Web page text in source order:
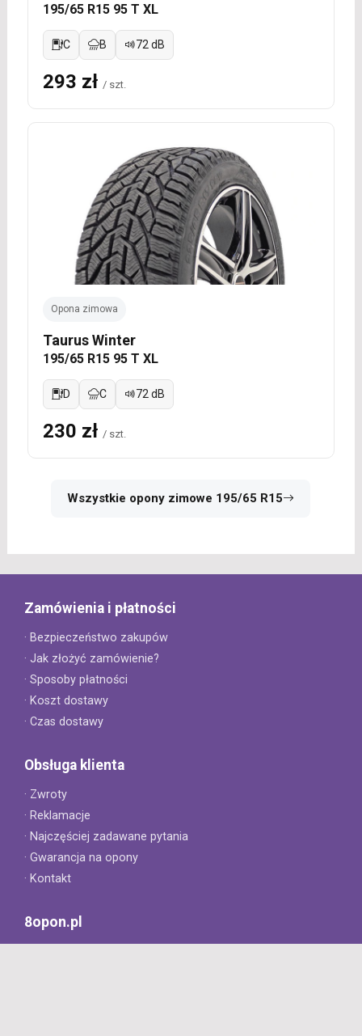
195/65 R15 95 T XL
C B 72 dB
293 zł / szt.
Opona zimowa
Taurus Winter
195/65 R15 95 T XL
D C 72 dB
230 zł / szt.
Wszystkie opony zimowe 195/65 R15
Zamówienia i płatności
· Bezpieczeństwo zakupów
· Jak złożyć zamówienie?
· Sposoby płatności
· Koszt dostawy
· Czas dostawy
Obsługa klienta
· Zwroty
· Reklamacje
· Najczęściej zadawane pytania
· Gwarancja na opony
· Kontakt
8opon.pl